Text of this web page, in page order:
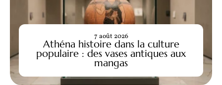
Athéna histoire dans la culture
populaire : des vases antiques aux
mangas
7 août 2026